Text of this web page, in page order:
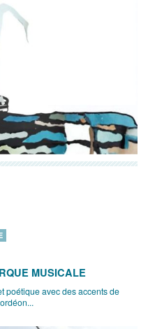
MUSICALE
poétique avec des accents de